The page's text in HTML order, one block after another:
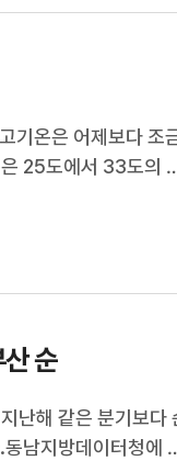
기온은 어제보다 조
25도에서 33도의
최고 기온이 30도를 웃
순
난해 같은 분기보다
남지방데이터청에